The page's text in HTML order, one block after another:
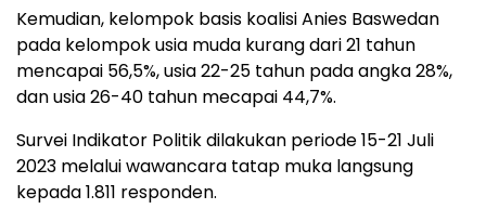
Kemudian, kelompok basis koalisi Anies Baswedan
pada kelompok usia muda kurang dari 21 tahun
mencapai 56,5%, usia 22-25 tahun pada angka 28%,
dan usia 26-40 tahun mecapai 44,7%.
Survei Indikator Politik dilakukan periode 15-21 Juli
2023 melalui wawancara tatap muka langsung
kepada 1.811 responden.